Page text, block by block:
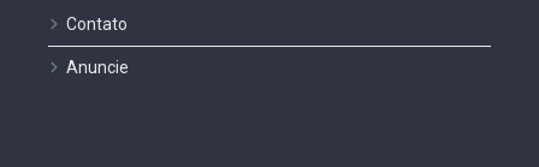
Contato
Anuncie